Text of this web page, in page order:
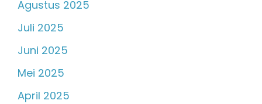
Agustus 2025
Juli 2025
Juni 2025
Mei 2025
April 2025